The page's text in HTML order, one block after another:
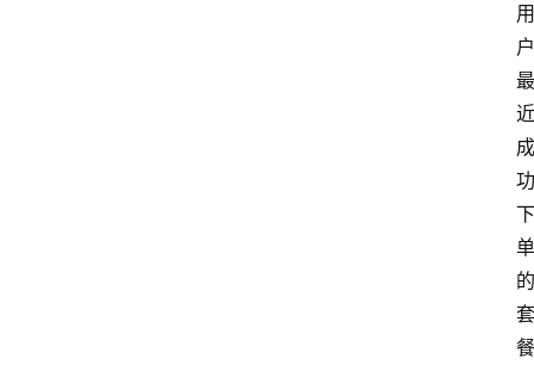
用
户
最
近
成
功
下
单
的
套
餐